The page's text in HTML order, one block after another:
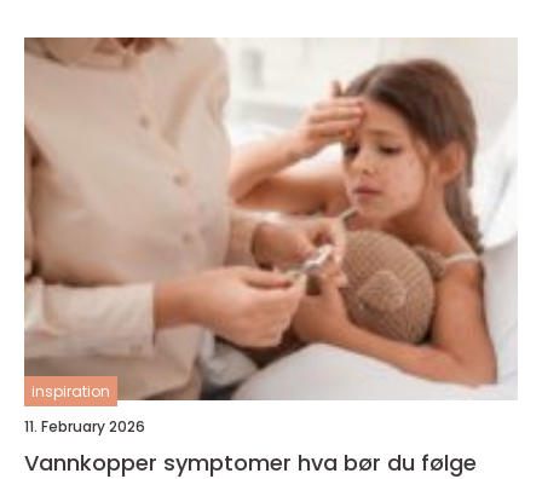
inspiration
11. February 2026
Vannkopper symptomer hva bør du følge